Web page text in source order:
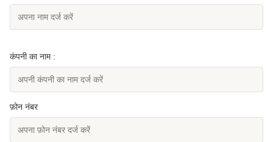
कंपनी का नाम :
फ़ोन नंबर